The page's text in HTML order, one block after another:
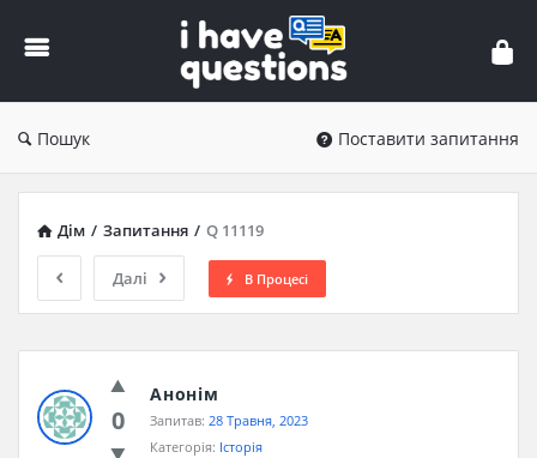
iHaveQuestions
Пошук Поставити запитання
Дім / Запитання / Q 11119
Далі В Процесі
0
Анонім
Запитав: 28 Травня, 2023
Категорія: Історія